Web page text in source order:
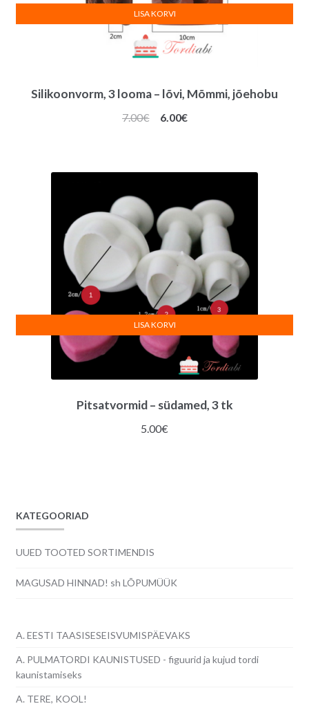
Silikoonvorm, 3 looma – lõvi, Mõmmi, jõehobu
7.00€
Algne
6.00€Praegune
LISA KORVI
Pitsatvormid – südamed, 3 tk
5.00€
LISA KORVI
KATEGOORIAD
UUED TOOTED SORTIMENDIS
MAGUSAD HINNAD! sh LÕPUMÜÜK
A. EESTI TAASISESEISVUMISPÄEVAKS
A. PULMATORDI KAUNISTUSED - figuurid ja kujud tordi
kaunistamiseks
A. TERE, KOOL!